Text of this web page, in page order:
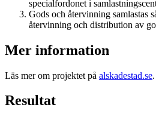
specialfordonet i
Gods och återvinning samlastas
återvinning och distribution av
Mer information
Läs mer om projektet på alskadestad.se.
Resultat